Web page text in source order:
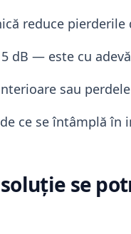
reduce pierderile
dB — este cu
sau
ce se întâmplă în
se